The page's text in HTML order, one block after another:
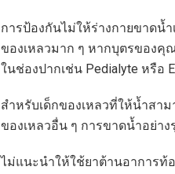
การป้องกันไม่ให้ร่างกายขาดน้
ของเหลวมาก ๆ หากบุตรของคุ
ในช่องปากเช่น Pedialyte หรือ
สำหรับเด็กของเหลวที่ให้น้ำสา
ของเหลวอื่น ๆ การขาดน้ำอย่า
ไม่แนะนำให้ใช้ยาต้านอาการท้